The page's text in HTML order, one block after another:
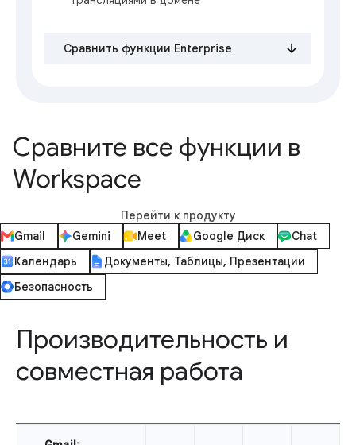
Сравнить функции Enterprise
Сравните все функции в
Workspace
Перейти к продукту
Gmail
Gemini Meet Google Диск
Chat
Календарь
Документы, Таблицы, Презентации
Безопасность
Производительность и
совместная работа